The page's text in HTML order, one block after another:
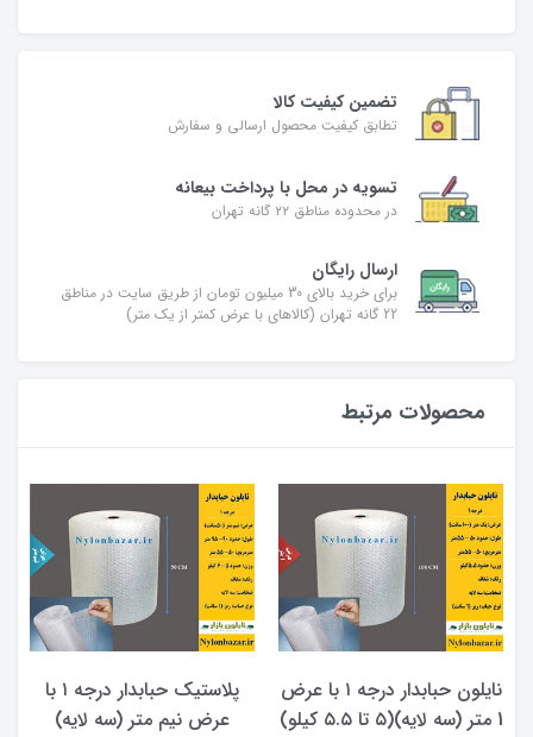
تضمین کیفیت کالا
تطابق کیفیت محصول ارسالی و سفارش
تسویه در محل با پرداخت بیعانه
در محدوده مناطق ۲۲ گانه تهران
ارسال رایگان
برای خرید بالای 30 میلیون تومان از طریق سایت در مناطق
22 گانه تهران (کالاهای با عرض کمتر از یک متر)
محصولات مرتبط
نایلون حبابدار درجه ۱ با عرض
پلاستیک حبابدار درجه ۱ با
عرض نیم متر (سه لایه)
(سفارشی)